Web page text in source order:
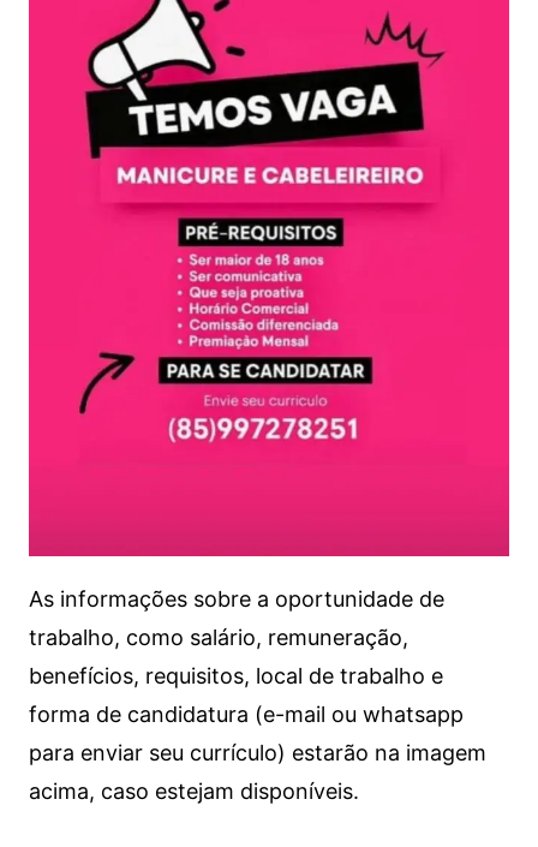
As informações sobre a oportunidade de
trabalho, como salário, remuneração,
benefícios, requisitos, local de trabalho e
forma de candidatura (e-mail ou whatsapp
para enviar seu currículo) estarão na imagem
acima, caso estejam disponíveis.